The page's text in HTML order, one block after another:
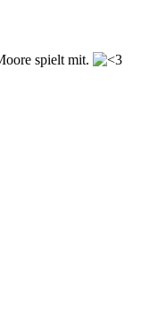
spielt mit.